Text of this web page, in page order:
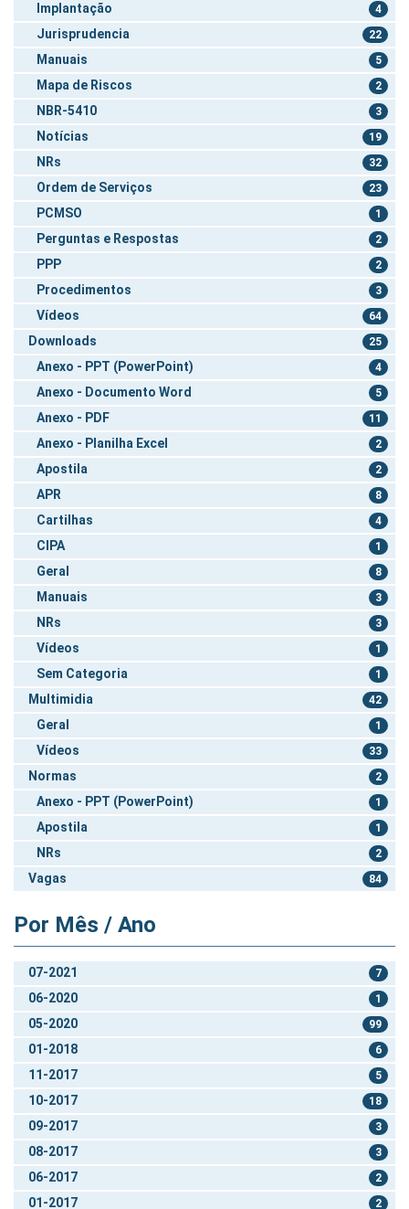
Implantação 4
Jurisprudencia 22
Manuais 5
Mapa de Riscos 2
NBR-5410 3
Notícias 19
NRs 32
Ordem de Serviços 23
PCMSO 1
Perguntas e Respostas 2
PPP 2
Procedimentos 3
Vídeos 64
Downloads 25
Anexo - PPT (PowerPoint) 4
Anexo - Documento Word 5
Anexo - PDF 11
Anexo - Planilha Excel 2
Apostila 2
APR 8
Cartilhas 4
CIPA 1
Geral 8
Manuais 3
NRs 3
Vídeos 1
Sem Categoria 1
Multimidia 42
Geral 1
Vídeos 33
Normas 2
Anexo - PPT (PowerPoint) 1
Apostila 1
NRs 2
Vagas 84
Por Mês / Ano
07-2021 7
06-2020 1
05-2020 99
01-2018 6
11-2017 5
10-2017 18
09-2017 3
08-2017 3
06-2017 2
01-2017 2